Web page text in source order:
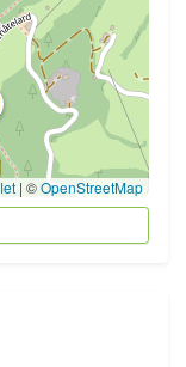
| ©OpenStreetMap